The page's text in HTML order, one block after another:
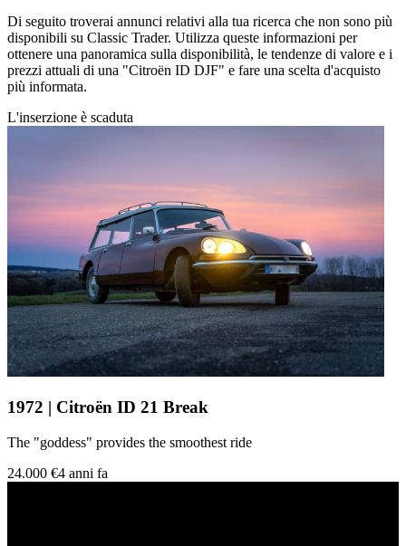
Di seguito troverai annunci relativi alla tua ricerca che non sono più
disponibili su Classic Trader. Utilizza queste informazioni per
ottenere una panoramica sulla disponibilità, le tendenze di valore e i
prezzi attuali di una "Citroën ID DJF" e fare una scelta d'acquisto
più informata.
L'inserzione è scaduta
1972 | Citroën ID 21 Break
The "goddess" provides the smoothest ride
24.000 €4 anni fa